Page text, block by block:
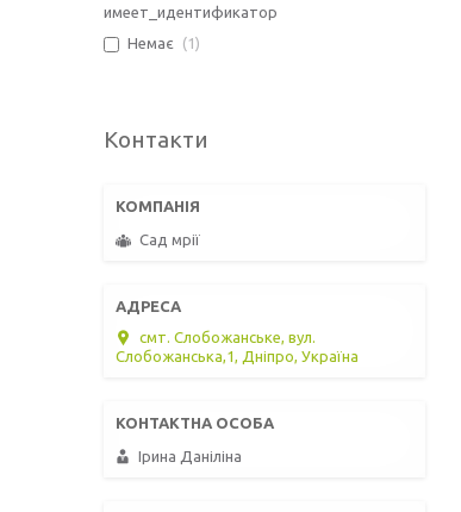
имеет_идентификатор
Немає
1
Контакти
Сад мрії
смт. Слобожанське, вул.
Слобожанська,1, Дніпро, Україна
Ірина Даніліна